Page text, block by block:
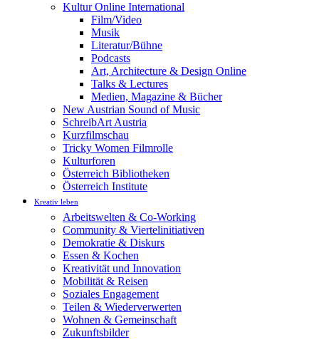
Kultur Online International
Film/Video
Musik
Literatur/Bühne
Podcasts
Art, Architecture & Design Online
Talks & Lectures
Medien, Magazine & Bücher
New Austrian Sound of Music
SchreibArt Austria
Kurzfilmschau
Tricky Women Filmrolle
Kulturforen
Österreich Bibliotheken
Österreich Institute
Kreativ leben
Arbeitswelten & Co-Working
Community & Viertelinitiativen
Demokratie & Diskurs
Essen & Kochen
Kreativität und Innovation
Mobilität & Reisen
Soziales Engagement
Teilen & Wiederverwerten
Wohnen & Gemeinschaft
Zukunftsbilder